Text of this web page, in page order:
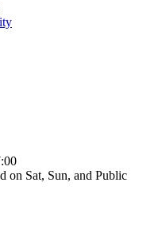
on Sat, Sun, and Public